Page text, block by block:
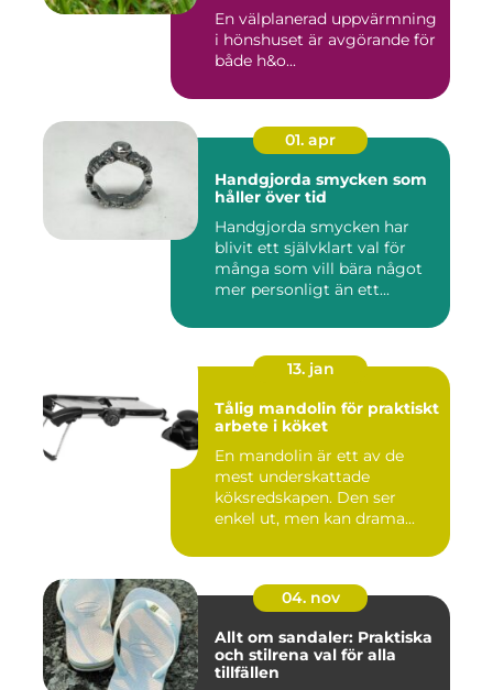
En välplanerad uppvärmning
i hönshuset är avgörande för
både h&o...
01. apr
Handgjorda smycken som
håller över tid
Handgjorda smycken har
blivit ett självklart val för
många som vill bära något
mer personligt än ett...
13. jan
Tålig mandolin för praktiskt
arbete i köket
En mandolin är ett av de
mest underskattade
köksredskapen. Den ser
enkel ut, men kan drama...
04. nov
Allt om sandaler: Praktiska
och stilrena val för alla
tillfällen